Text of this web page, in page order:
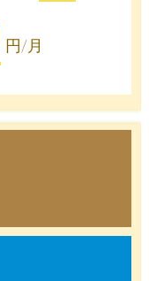
円/月